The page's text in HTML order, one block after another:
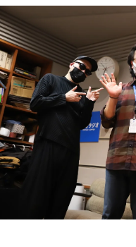
イベント・グッズ
YouTube
会社情報